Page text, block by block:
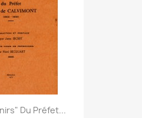
Du Préfet...